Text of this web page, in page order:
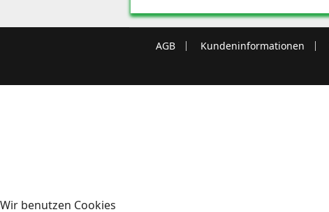
AGB Kundeninformationen
Wir benutzen Cookies